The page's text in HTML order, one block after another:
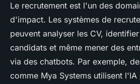
Le recrutement est l'un des
d'impact. Les systèmes de
peuvent analyser les CV,
candidats et même mener des
via des chatbots. Par exemple,
comme Mya Systems utilisent